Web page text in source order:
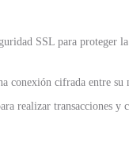
SSL para proteger
conexión cifrada entre
realizar transacciones y